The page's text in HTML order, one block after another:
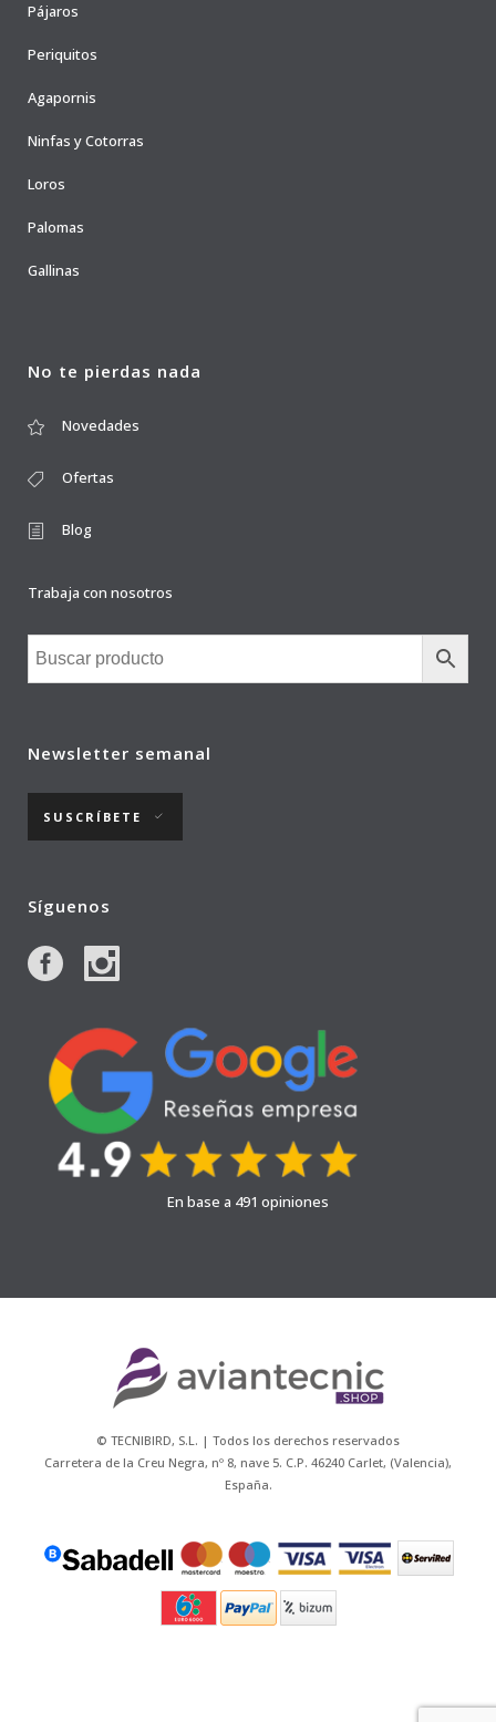
Pájaros
Periquitos
Agapornis
Ninfas y Cotorras
Loros
Palomas
Gallinas
No te pierdas nada
Novedades
Ofertas
Blog
Trabaja con nosotros
Newsletter semanal
SUSCRÍBETE
Síguenos
En base a 491 opiniones
© TECNIBIRD, S.L. | Todos los derechos reservados
Carretera de la Creu Negra, nº 8, nave 5. C.P. 46240 Carlet, (Valencia),
España.